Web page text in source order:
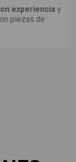
experiencia y
piezas de